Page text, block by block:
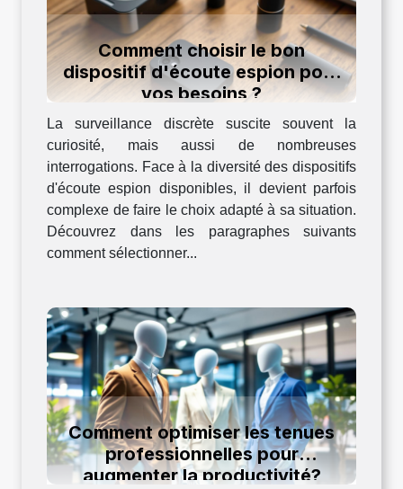
Comment choisir le bon
dispositif d'écoute espion pour
vos besoins ?
La surveillance discrète suscite souvent la
curiosité, mais aussi de nombreuses
interrogations. Face à la diversité des dispositifs
d'écoute espion disponibles, il devient parfois
complexe de faire le choix adapté à sa situation.
Découvrez dans les paragraphes suivants
comment sélectionner...
Comment optimiser les tenues
professionnelles pour
augmenter la productivité?